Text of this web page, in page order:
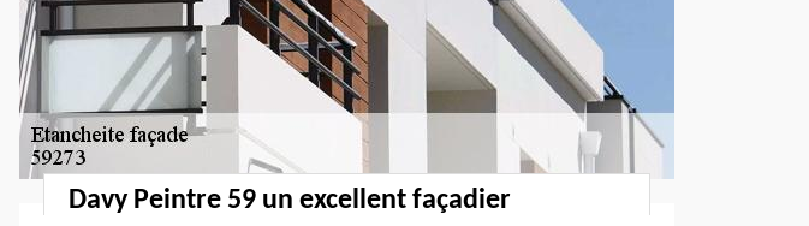
Davy Peintre 59 un excellent façadier